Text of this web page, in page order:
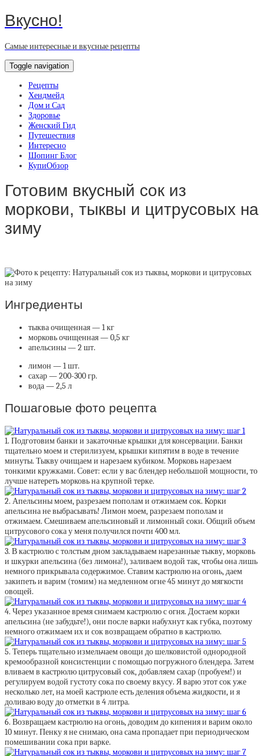
Вкусно!
Самые интересные и вкусные рецепты
Toggle navigation
Рецепты
Хендмейд
Дом и Сад
Здоровье
Женский Гид
Путешествия
Интересно
Шопинг Блог
КупиОбзор
Готовим вкусный сок из
моркови, тыквы и цитрусовых на
зиму
Ингредиенты
тыква очищенная — 1 кг
морковь очищенная — 0,5 кг
апельсины — 2 шт.
лимон — 1 шт.
сахар — 200-300 гр.
вода — 2,5 л
Пошаговые фото рецепта
1. Подготовим банки и закаточные крышки для консервации. Банки
тщательно моем и стерилизуем, крышки кипятим в воде в течение
минуты. Тыкву очищаем и нарезаем кубиком. Морковь нарезаем
тонкими кружками. Совет: если у вас блендер небольшой мощности, то
лучше натереть морковь на крупной терке.
2. Апельсины моем, разрезаем пополам и отжимаем сок. Корки
апельсина не выбрасывать! Лимон моем, разрезаем пополам и
отжимаем. Смешиваем апельсиновый и лимонный соки. Общий объем
цитрусового сока у меня получился почти 400 мл.
3. В кастрюлю с толстым дном закладываем нарезанные тыкву, морковь
и шкурки апельсина (без лимона!), заливаем водой так, чтобы она лишь
немного прикрывала содержимое. Ставим кастрюлю на огонь, даем
закипеть и варим (томим) на медленном огне 45 минут до мягкости
овощей.
4. Через указанное время снимаем кастрюлю с огня. Достаем корки
апельсина (не забудьте!), они после варки набухнут как губка, поэтому
немного отжимаем их и сок возвращаем обратно в кастрюлю.
5. Теперь тщательно измельчаем овощи до шелковистой однородной
кремообразной консистенции с помощью погружного блендера. Затем
вливаем в кастрюлю цитрусовый сок, добавляем сахар (пробуем!) и
регулируем водой густоту сока по своему вкусу. Я варю этот сок уже
несколько лет, на моей кастрюле есть деления объема жидкости, и я
доливаю воду до отметки в 4 литра.
6. Возвращаем кастрюлю на огонь, доводим до кипения и варим около
10 минут. Пенку я не снимаю, она сама пропадает при периодическом
помешивании сока при варке.